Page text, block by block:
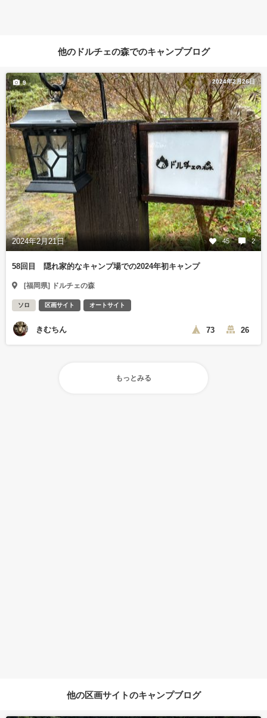
他のドルチェの森でのキャンプブログ
2024年2月26日
2024年2月21日 45 2
9
58回目 隠れ家的なキャンプ場での2024年初キャンプ
[福岡県] ドルチェの森
ソロ 区画サイト オートサイト
きむちん 73 26
もっとみる
他の区画サイトのキャンプブログ